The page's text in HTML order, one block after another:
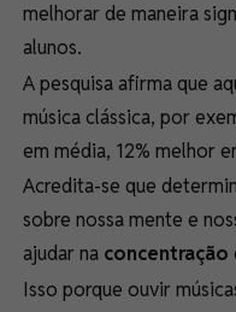
melhorar de maneira
alunos.
A pesquisa afirma que
música clássica, por
em média, 12% melhor
Acredita-se que
sobre nossa mente e
ajudar na concentração
Isso porque ouvir